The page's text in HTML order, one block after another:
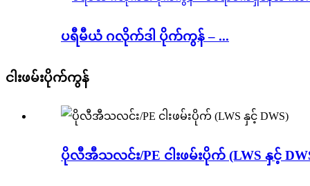
ပရီမီယံ ဂလိုက်ဒါ ပိုက်ကွန် – ...
ငါးဖမ်းပိုက်ကွန်
ပိုလီအီသလင်း/PE ငါးဖမ်းပိုက် (LWS နှင့်